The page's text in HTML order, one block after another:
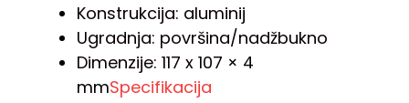
Konstrukcija: aluminij
Ugradnja: površina/nadžbukno
Dimenzije: 117 x 107 × 4
mmSpecifikacija